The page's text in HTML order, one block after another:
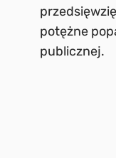
potężne
publicznej.